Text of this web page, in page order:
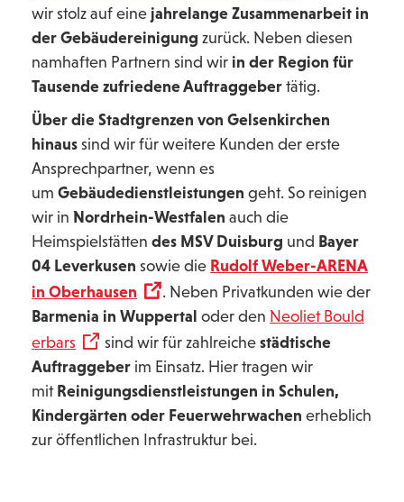
wir stolz auf eine jahrelange Zusammenarbeit in
der Gebäudereinigung zurück. Neben diesen
namhaften Partnern sind wir in der Region für
Tausende zufriedene Auftraggeber tätig.
Über die Stadtgrenzen von Gelsenkirchen
hinaus sind wir für weitere Kunden der erste
Ansprechpartner, wenn es
um Gebäudedienstleistungen geht. So reinigen
wir in Nordrhein-Westfalen auch die
Heimspielstätten des MSV Duisburg und Bayer
04 Leverkusen sowie die Rudolf Weber-ARENA
in Oberhausen
. Neben Privatkunden wie der
Barmenia in Wuppertal oder den Neoliet Bould
erbars
sind wir für zahlreiche städtische
Auftraggeber im Einsatz. Hier tragen wir
mit Reinigungsdienstleistungen in Schulen,
Kindergärten oder Feuerwehrwachen erheblich
zur öffentlichen Infrastruktur bei.